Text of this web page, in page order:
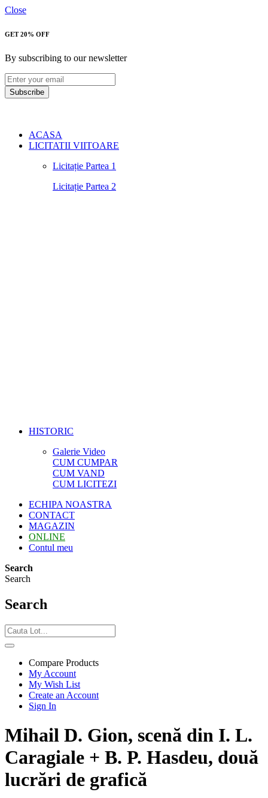
Close
GET 20% OFF
By subscribing to our newsletter
Subscribe
ACASA
LICITATII VIITOARE
Licitație Partea 1
Licitație Partea 2
HISTORIC
Galerie Video
CUM CUMPAR
CUM VAND
CUM LICITEZI
ECHIPA NOASTRA
CONTACT
MAGAZIN
ONLINE
Contul meu
Search
Search
Search
Compare Products
My Account
My Wish List
Create an Account
Sign In
Mihail D. Gion, scenă din I. L.
Caragiale + B. P. Hasdeu, două
lucrări de grafică